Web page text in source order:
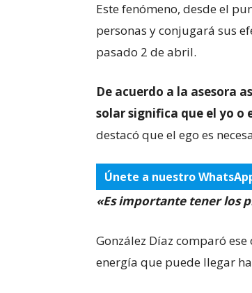
Este fenómeno, desde el
personas y conjugará sus
pasado 2 de abril.
De acuerdo a la asesora
solar significa que el yo o
destacó que el ego es
Únete a nuestro
«Es importante tener los
González Díaz comparó
energía que puede llegar